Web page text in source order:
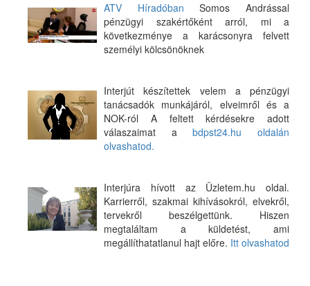
ATV Híradóban Somos Andrással
pénzügyi szakértőként arról, mi a
következménye a karácsonyra felvett
személyi kölcsönöknek
Interjút készítettek velem a pénzügyi
tanácsadók munkájáról, elveimről és a
NOK-ról A feltett kérdésekre adott
válaszaimat abdpst24.hu oldalán
olvashatod.
Interjúra hívott az Üzletem.hu oldal.
Karrierről, szakmai kihívásokról, elvekről,
tervekről beszélgettünk. Hiszen
megtaláltam a küldetést, ami
megállíthatatlanul hajt előre. Itt olvashatod